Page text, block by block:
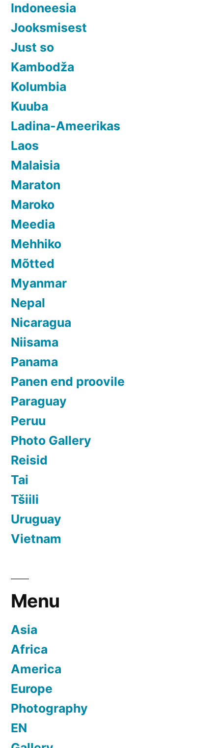
Indoneesia
Jooksmisest
Just so
Kambodža
Kolumbia
Kuuba
Ladina-Ameerikas
Laos
Malaisia
Maraton
Maroko
Meedia
Mehhiko
Mõtted
Myanmar
Nepal
Nicaragua
Niisama
Panama
Panen end proovile
Paraguay
Peruu
Photo Gallery
Reisid
Tai
Tšiili
Uruguay
Vietnam
Menu
Asia
Africa
America
Europe
Photography
EN